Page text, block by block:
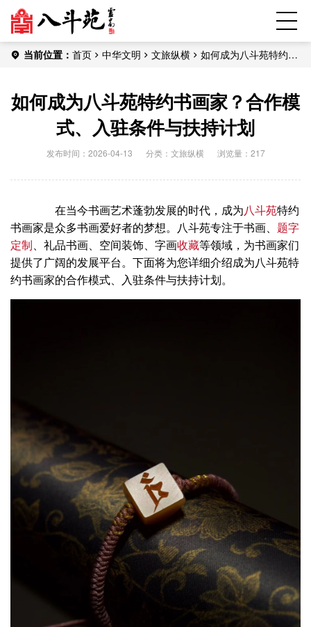
当前位置： 首页 中华文明 文旅纵横
如何成为八斗苑特约书
如何成为八斗苑特约书画家？合作模
式、入驻条件与扶持计划
发布时间：2026-04-13 分类： 文旅纵横 浏览量：217
在当今书画艺术蓬勃发展的时代，成为八斗苑特约
书画家是众多书画爱好者的梦想。八斗苑专注于书画、 题字
定制、礼品书画、空间装饰、字画收藏等领域，为书画家们
提供了广阔的发展平台。下面将为您详细介绍成为八斗苑特
约书画家的合作模式、入驻条件与扶持计划。